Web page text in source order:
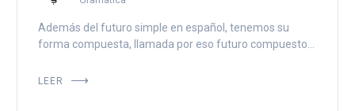
Además del futuro simple en español, tenemos su
forma compuesta, llamada por eso futuro compuesto...
LEER